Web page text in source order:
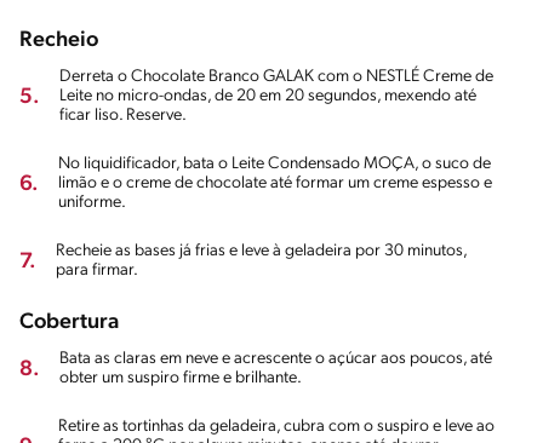
Recheio
5.
Derreta o Chocolate Branco GALAK com o NESTLÉ Creme de
Leite no micro-ondas, de 20 em 20 segundos, mexendo até
ficar liso. Reserve.
6.
No liquidificador, bata o Leite Condensado MOÇA, o suco de
limão e o creme de chocolate até formar um creme espesso e
uniforme.
7.
Recheie as bases já frias e leve à geladeira por 30 minutos,
para firmar.
Cobertura
8.
Bata as claras em neve e acrescente o açúcar aos poucos, até
obter um suspiro firme e brilhante.
Retire as tortinhas da geladeira, cubra com o suspiro e leve ao